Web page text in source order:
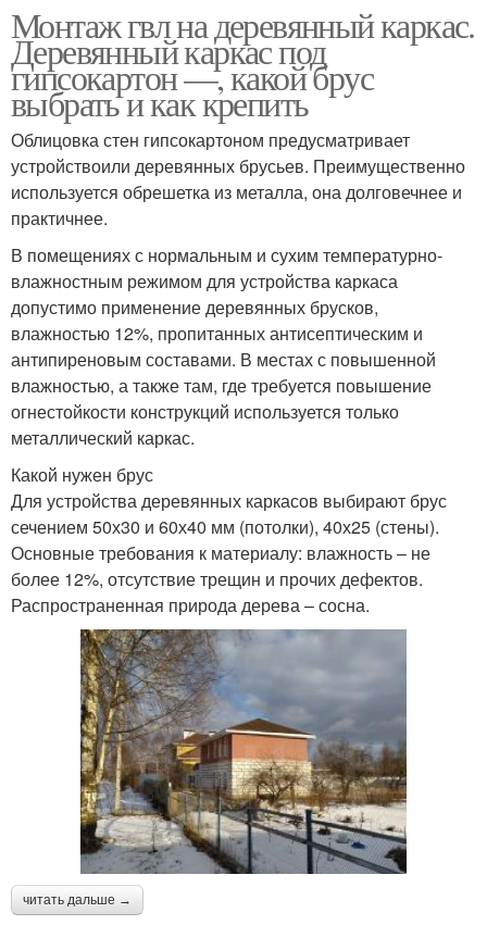
Монтаж гвл на деревянный каркас.
Деревянный каркас под
гипсокартон —, какой брус
выбрать и как крепить
Облицовка стен гипсокартоном предусматривает
устройствоили деревянных брусьев. Преимущественно
используется обрешетка из металла, она долговечнее и
практичнее.
В помещениях с нормальным и сухим температурно-
влажностным режимом для устройства каркаса
допустимо применение деревянных брусков,
влажностью 12%, пропитанных антисептическим и
антипиреновым составами. В местах с повышенной
влажностью, а также там, где требуется повышение
огнестойкости конструкций используется только
металлический каркас.
Какой нужен брус
Для устройства деревянных каркасов выбирают брус
сечением 50х30 и 60х40 мм (потолки), 40х25 (стены).
Основные требования к материалу: влажность – не
более 12%, отсутствие трещин и прочих дефектов.
Распространенная природа дерева – сосна.
читать дальше →